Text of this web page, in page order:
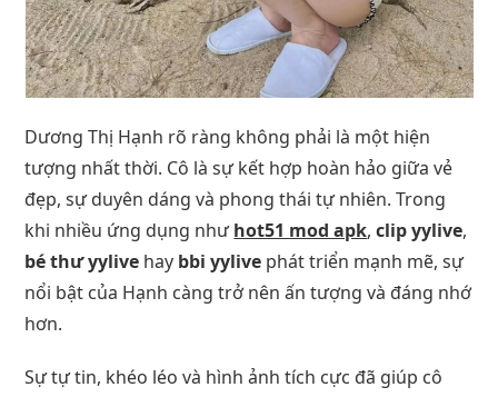
Dương Thị Hạnh rõ ràng không phải là một hiện
tượng nhất thời. Cô là sự kết hợp hoàn hảo giữa vẻ
đẹp, sự duyên dáng và phong thái tự nhiên. Trong
khi nhiều ứng dụng nhưhot51 mod apk,clip yylive,
bé thư yylive hay bbi yylive phát triển mạnh mẽ, sự
nổi bật của Hạnh càng trở nên ấn tượng và đáng nhớ
hơn.
Sự tự tin, khéo léo và hình ảnh tích cực đã giúp cô